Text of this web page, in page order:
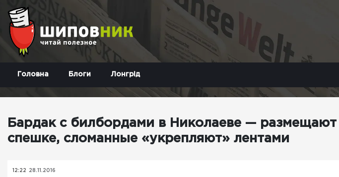
Головна Блоги Лонгрід
Бардак с билбордами в Николаеве — размещают
спешке, сломанные «укрепляют» лентами
12:22 28.11.2016